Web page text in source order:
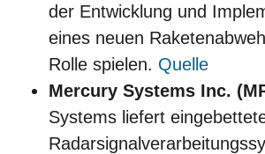
der Entwicklung und
eines neuen
Rolle spielen. Quelle
Mercury Systems Inc.
Systems liefert